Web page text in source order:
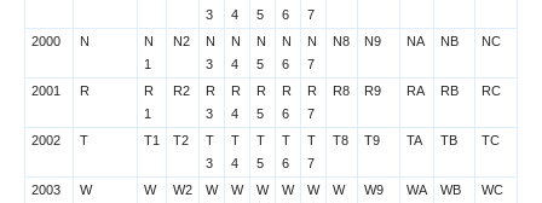
3
4
5
6
7
2000 N
N
1
N2
N
3
N
4
N
5
N
6
N
7
N8 N9 NA NB NC
2001 R
R
1
R2
R
3
R
4
R
5
R
6
R
7
R8 R9 RA RB RC
2002 T T1 T2
T
3
T
4
T
5
T
6
T
7
T8 T9 TA TB TC
2003 W
W
W2
W
W
W
W
W
W
W9 WA WB WC